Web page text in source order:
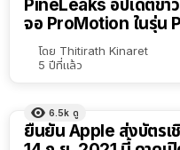
PineLeaks อัปเดตข่
จอ ProMotion ในรุ่น
โดย Thitirath Kinaret
5 ปีที่แล้ว
6.5k ดู
ยืนยัน Apple ส่งบัตร